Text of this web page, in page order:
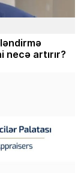
artırır?